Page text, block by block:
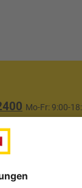
Mo-Fr: 9:00-